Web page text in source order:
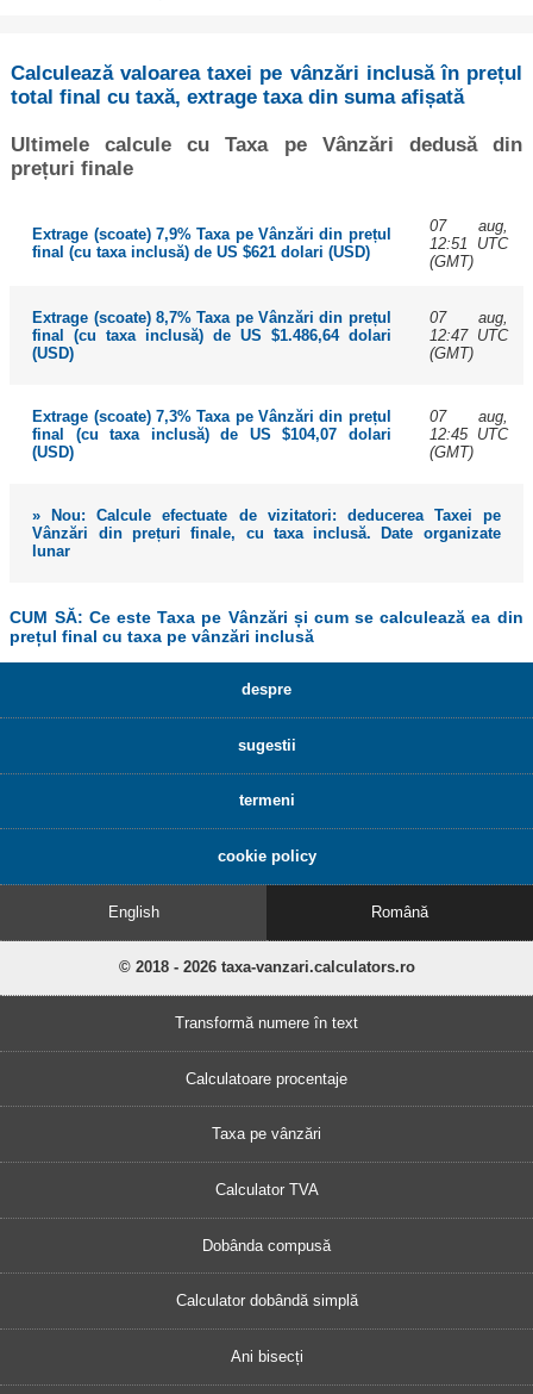
Calculează valoarea taxei pe vânzări inclusă în prețul
total final cu taxă, extrage taxa din suma afișată
Ultimele calcule cu Taxa pe Vânzări dedusă din
prețuri finale
Extrage (scoate) 7,9% Taxa pe Vânzări din prețul
final (cu taxa inclusă) de US $621 dolari (USD)
07 aug,
12:51 UTC
(GMT)
Extrage (scoate) 8,7% Taxa pe Vânzări din prețul
final (cu taxa inclusă) de US $1.486,64 dolari
(USD)
07 aug,
12:47 UTC
(GMT)
Extrage (scoate) 7,3% Taxa pe Vânzări din prețul
final (cu taxa inclusă) de US $104,07 dolari
(USD)
07 aug,
12:45 UTC
(GMT)
» Nou: Calcule efectuate de vizitatori: deducerea Taxei pe
Vânzări din prețuri finale, cu taxa inclusă. Date organizate
lunar
CUM SĂ: Ce este Taxa pe Vânzări și cum se calculează ea din
prețul final cu taxa pe vânzări inclusă
despre
sugestii
termeni
cookie policy
English Română
© 2018 - 2026 taxa-vanzari.calculators.ro
Transformă numere în text
Calculatoare procentaje
Taxa pe vânzări
Calculator TVA
Dobânda compusă
Calculator dobândă simplă
Ani bisecți